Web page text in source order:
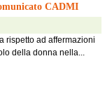
CADMI
rispetto ad affermazioni
della donna nella...